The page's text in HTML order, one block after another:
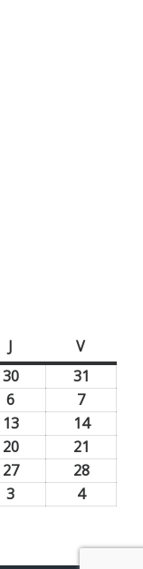
J Vviernes
3030
2026
31
2026
6
agosto,
2026
77
agosto,
2026
1313
agosto,
2026
1414
2026
2020
agosto,
21
agosto,
2727
2828
3 44